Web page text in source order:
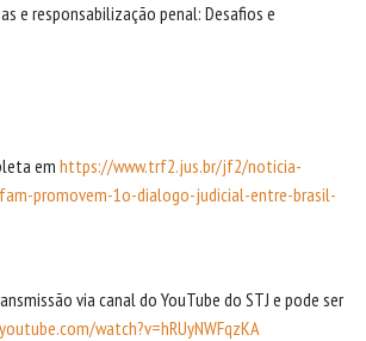
e responsabilização penal: Desafios e
em https://www.trf2.jus.br/jf2/noticia-
promovem-1o-dialogo-judicial-entre-brasil-
via canal do YouTube do STJ e pode ser
watch?v=hRUyNWFqzKA